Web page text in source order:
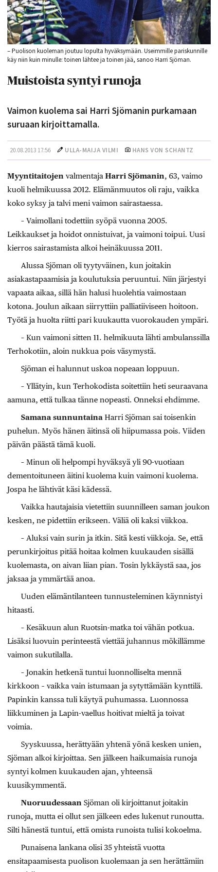
– Puolison kuoleman joutuu lopulta hyväksymään. Useimmille pariskunnille
käy niin kuin minulle: toinen lähtee ja toinen jää, sanoo Harri Sjöman.
Muistoista syntyi runoja
Vaimon kuolema sai Harri Sjömanin purkamaan
suruaan kirjoittamalla.
20.08.2013 17:56 ULLA-MAIJA VILMI HANS VON SCHANTZ
Myyntitaitojen valmentaja Harri Sjömanin, 63, vaimo
kuoli helmikuussa 2012. Elämänmuutos oli raju, vaikka
koko syksy ja talvi meni vaimon sairastaessa.
– Vaimollani todettiin syöpä vuonna 2005.
Leikkaukset ja hoidot onnistuivat, ja vaimoni toipui. Uusi
kierros sairastamista alkoi heinäkuussa 2011.
Alussa Sjöman oli tyytyväinen, kun joitakin
asiakastapaamisia ja koulutuksia peruuntui. Niin järjestyi
vapaata aikaa, sillä hän halusi huolehtia vaimostaan
kotona. Joulun aikaan siirryttiin palliatiiviseen hoitoon.
Työtä ja huolta riitti pari kuukautta vuorokauden ympäri.
– Kun vaimoni sitten 11. helmikuuta lähti ambulanssilla
Terhokotiin, aloin nukkua pois väsymystä.
Sjöman ei halunnut uskoa nopeaan loppuun.
– Yllätyin, kun Terhokodista soitettiin heti seuraavana
aamuna, että tulkaa tänne nopeasti. Onneksi ehdimme.
Samana sunnuntaina Harri Sjöman sai toisenkin
puhelun. Myös hänen äitinsä oli hiipumassa pois. Viiden
päivän päästä tämä kuoli.
– Minun oli helpompi hyväksyä yli 90-vuotiaan
dementoituneen äitini kuolema kuin vaimoni kuolema.
Jospa he lähtivät käsi kädessä.
Vaikka hautajaisia vietettiin suunnilleen saman joukon
kesken, ne pidettiin erikseen. Väliä oli kaksi viikkoa.
– Aluksi vain surin ja itkin. Sitä kesti viikkoja. Se, että
perunkirjoitus pitää hoitaa kolmen kuukauden sisällä
kuolemasta, on aivan liian pian. Tosin lykkäystä saa, jos
jaksaa ja ymmärtää anoa.
Uuden elämäntilanteen tunnusteleminen käynnistyi
hitaasti.
– Kesäkuun alun Ruotsin-matka toi vähän potkua.
Lisäksi luovuin perinteestä viettää juhannus mökillämme
vaimon sukutilalla.
– Jonakin hetkenä tuntui luonnolliselta mennä
kirkkoon – vaikka vain istumaan ja sytyttämään kynttilä.
Papinkin kanssa tuli käytyä puhumassa. Luonnossa
liikkuminen ja Lapin-vaellus hoitivat mieltä ja toivat
voimia.
Syyskuussa, herättyään yhtenä yönä kesken unien,
Sjöman alkoi kirjoittaa. Sen jälkeen haikumaisia runoja
syntyi kolmen kuukauden ajan, yhteensä
kuusikymmentä.
Nuoruudessaan Sjöman oli kirjoittanut joitakin
runoja, mutta ei ollut sen jälkeen edes lukenut runoutta.
Silti hänestä tuntui, että omista runoista tulisi kokoelma.
Punaisena lankana olisi 35 yhteistä vuotta
ensitapaamisesta puolison kuolemaan ja sen herättämiin